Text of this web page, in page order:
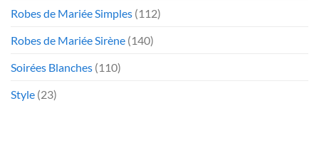
Robes de Mariée Simples (112)
Robes de Mariée Sirène (140)
Soirées Blanches (110)
Style (23)